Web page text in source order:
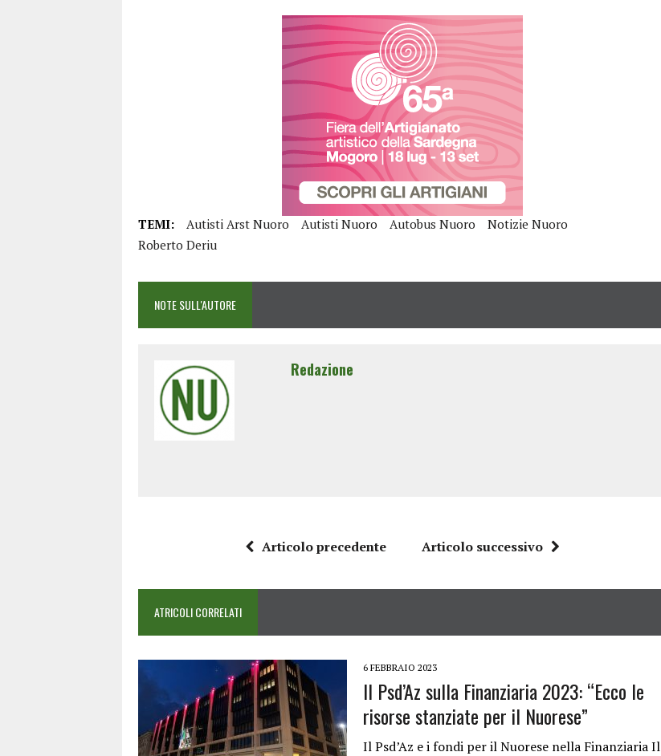
TEMI: Autisti Arst Nuoro Autisti Nuoro Autobus Nuoro
Notizie Nuoro
Roberto Deriu
NOTE SULL'AUTORE
Redazione
Articolo precedente Articolo successivo
ATRICOLI CORRELATI
6 FEBBRAIO 2023
Il Psd’Az sulla Finanziaria 2023: “Ecco le
risorse stanziate per il Nuorese”
Il Psd’Az e i fondi per il Nuorese nella Finanziaria Il